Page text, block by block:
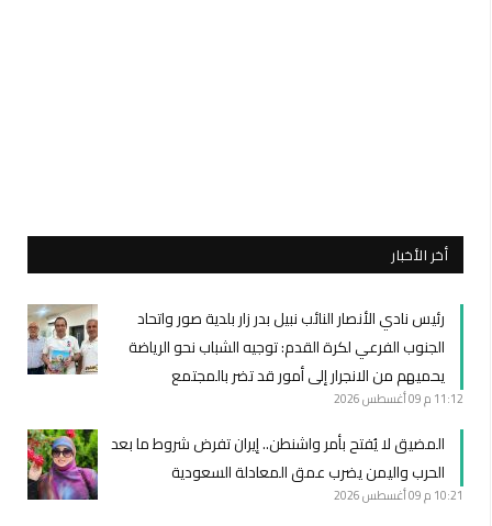
أخر الأخبار
رئيس نادي الأنصار النائب نبيل بدر زار بلدية صور واتحاد
الجنوب الفرعي لكرة القدم: توجيه الشباب نحو الرياضة
يحميهم من الانجرار إلى أمور قد تضر بالمجتمع
11:12 م 09 أغسطس 2026
المضيق لا يُفتح بأمر واشنطن.. إيران تفرض شروط ما بعد
الحرب واليمن يضرب عمق المعادلة السعودية
10:21 م 09 أغسطس 2026